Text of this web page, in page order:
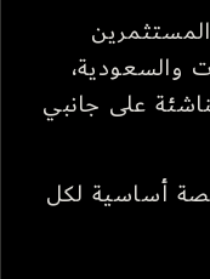
والسعودية،
على جانبي
أساسية لكل